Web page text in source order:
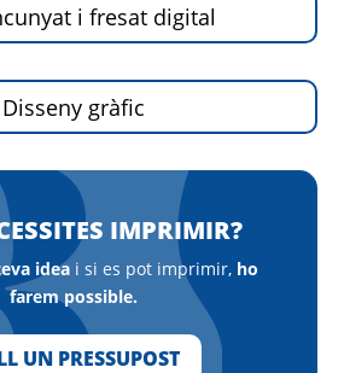
i fresat digital
Disseny gràfic
IMPRIMIR?
idea i si es pot imprimir, ho
farem possible.
UN PRESSUPOST